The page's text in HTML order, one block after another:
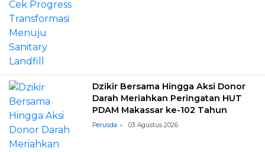
Dzikir Bersama Hingga Aksi Donor
Darah Meriahkan Peringatan HUT
PDAM Makassar ke-102 Tahun
Perusda 03 Agustus 2026